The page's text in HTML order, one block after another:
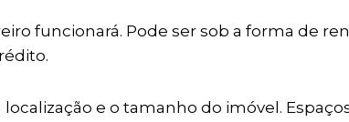
funcionará. Pode ser sob a forma de
e o tamanho do imóvel.